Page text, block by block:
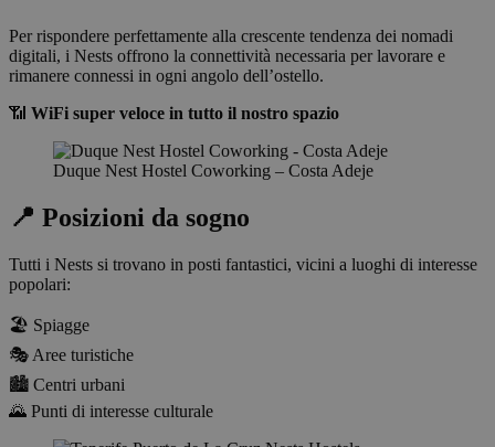
Per rispondere perfettamente alla crescente tendenza dei nomadi
digitali, i Nests offrono la connettività necessaria per lavorare e
rimanere connessi in ogni angolo dell’ostello.
📶 WiFi super veloce in tutto il nostro spazio
Duque Nest Hostel Coworking – Costa Adeje
📍 Posizioni da sogno
Tutti i Nests si trovano in posti fantastici, vicini a luoghi di interesse
popolari:
🏖️ Spiagge
🎭 Aree turistiche
🏙️ Centri urbani
🌄 Punti di interesse culturale